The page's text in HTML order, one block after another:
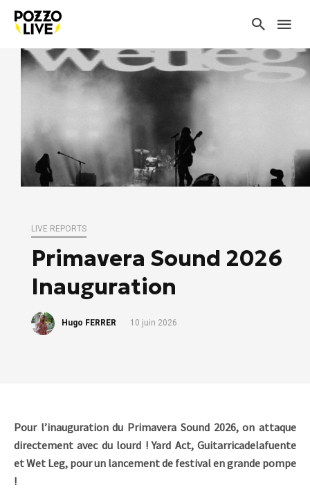
LIVE REPORTS
Primavera Sound 2026
Inauguration
Hugo FERRER 10 juin 2026
Pour l’inauguration du Primavera Sound 2026, on attaque
directement avec du lourd ! Yard Act, Guitarricadelafuente
et Wet Leg, pour un lancement de festival en grande pompe
!